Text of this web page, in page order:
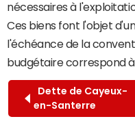
nécessaires à
Ces biens font l'objet
l'échéance de la
budgétaire correspond
Dette de Cayeux-
en-Santerre